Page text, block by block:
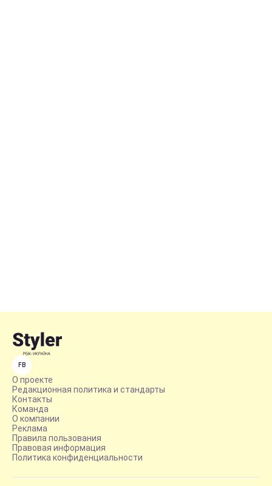
FB
О проекте
Редакционная политика и стандарты
Контакты
Команда
О компании
Реклама
Правила пользования
Правовая информация
Политика конфиденциальности